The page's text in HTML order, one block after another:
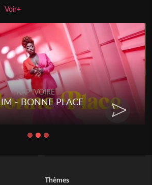
Voir+
RAP IVOIRE
- BONNE PLACE
Thèmes